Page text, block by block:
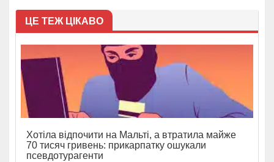
ЦЕ ТЕЖ ЦІКАВО
Хотіла відпочити на Мальті, а втратила майже
70 тисяч гривень: прикарпатку ошукали
псевдотурагенти